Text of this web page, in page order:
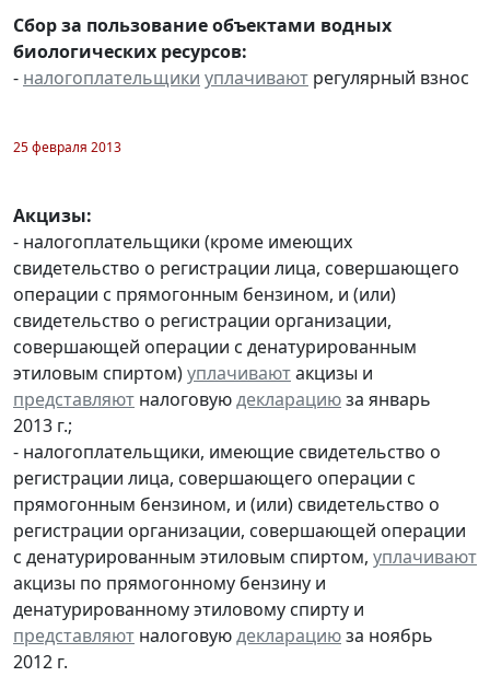
Сбор за пользование объектами водных
биологических ресурсов:
- налогоплательщики уплачивают регулярный взнос
25 февраля 2013
Акцизы:
- налогоплательщики (кроме имеющих
свидетельство о регистрации лица, совершающего
операции с прямогонным бензином, и (или)
свидетельство о регистрации организации,
совершающей операции с денатурированным
этиловым спиртом)уплачиваютакцизы и
представляют налоговуюдекларациюза январь
2013 г.;
- налогоплательщики, имеющие свидетельство о
регистрации лица, совершающего операции с
прямогонным бензином, и (или) свидетельство о
регистрации организации, совершающей операции
с денатурированным этиловым спиртом, уплачивают
акцизы по прямогонному бензину и
денатурированному этиловому спирту и
представляют налоговуюдекларациюза ноябрь
2012 г.